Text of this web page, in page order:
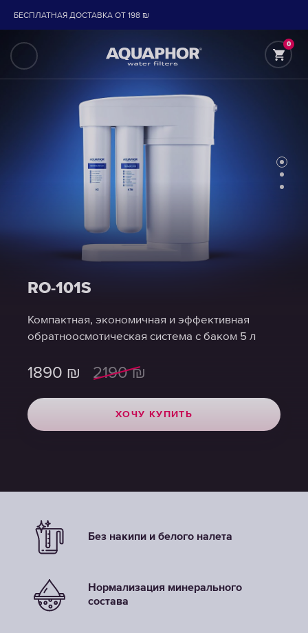
0
БЕСПЛАТНАЯ ДОСТАВКА ОТ 198 ₪
RO-101S
Компактная, экономичная и эффективная
обратноосмотическая система с баком 5 л
1890 ₪ 2190 ₪
ХОЧУ КУПИТЬ
RO-101S
Компактная, экономичная и эффективная
обратноосмотическая система с баком 5 л
1890 ₪ 2190 ₪
ХОЧУ КУПИТЬ
RO-101S
Компактная, экономичная и эффективная
обратноосмотическая система с баком 5 л
1890 ₪ 2190 ₪
ХОЧУ КУПИТЬ
Без накипи и белого налета
Нормализация минерального
состава